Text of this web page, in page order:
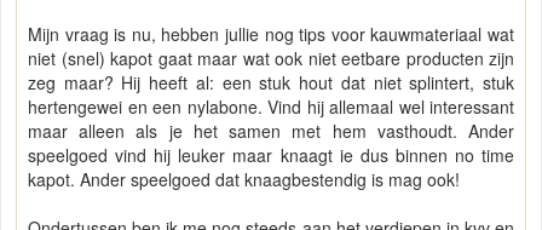
Mijn vraag is nu, hebben jullie nog tips voor kauwmateriaal wat
niet (snel) kapot gaat maar wat ook niet eetbare producten zijn
zeg maar? Hij heeft al: een stuk hout dat niet splintert, stuk
hertengewei en een nylabone. Vind hij allemaal wel interessant
maar alleen als je het samen met hem vasthoudt. Ander
speelgoed vind hij leuker maar knaagt ie dus binnen no time
kapot. Ander speelgoed dat knaagbestendig is mag ook!